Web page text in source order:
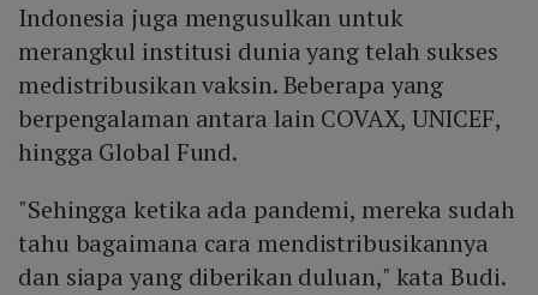
Indonesia juga mengusulkan untuk
merangkul institusi dunia yang telah sukses
medistribusikan vaksin. Beberapa yang
berpengalaman antara lain COVAX, UNICEF,
hingga Global Fund.
"Sehingga ketika ada pandemi, mereka sudah
tahu bagaimana cara mendistribusikannya
dan siapa yang diberikan duluan," kata Budi.